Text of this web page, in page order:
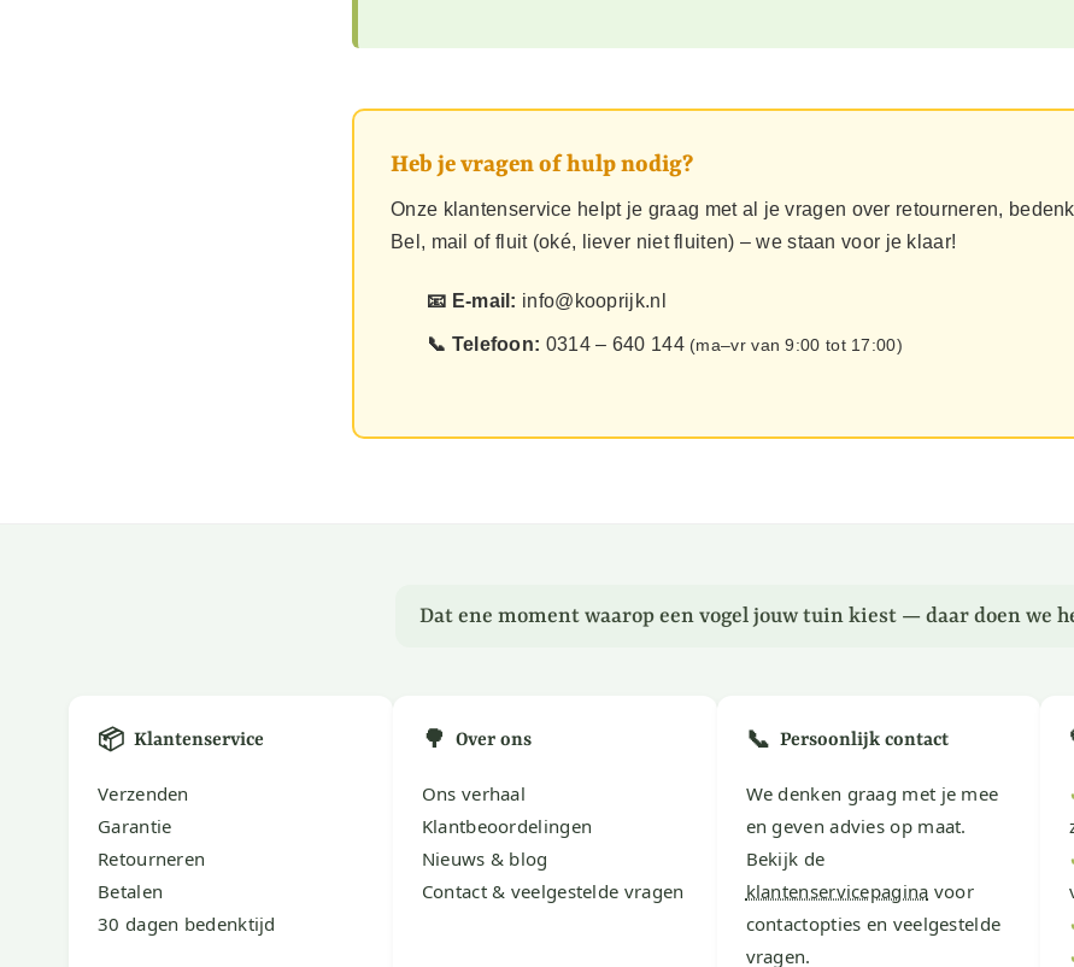
Heb je vragen of hulp nodig?
Onze klantenservice helpt je graag met al je vragen over retourneren,
Bel, mail of fluit (oké, liever niet fluiten) – we staan voor je klaar!
📧 E-mail: info@kooprijk.nl
📞 Telefoon: 0314 – 640 144 (ma–vr van 9:00 tot 17:00)
Dat ene moment waarop een vogel jouw tuin kiest — daar doen we
📦 Klantenservice
Verzenden
Garantie
Retourneren
Betalen
30 dagen bedenktijd
🌳 Over ons
Ons verhaal
Klantbeoordelingen
Nieuws & blog
Contact & veelgestelde vragen
📞 Persoonlijk contact
We denken graag met je mee
en geven advies op maat.
Bekijk de
klantenservicepagina voor
contactopties en veelgestelde
vragen.